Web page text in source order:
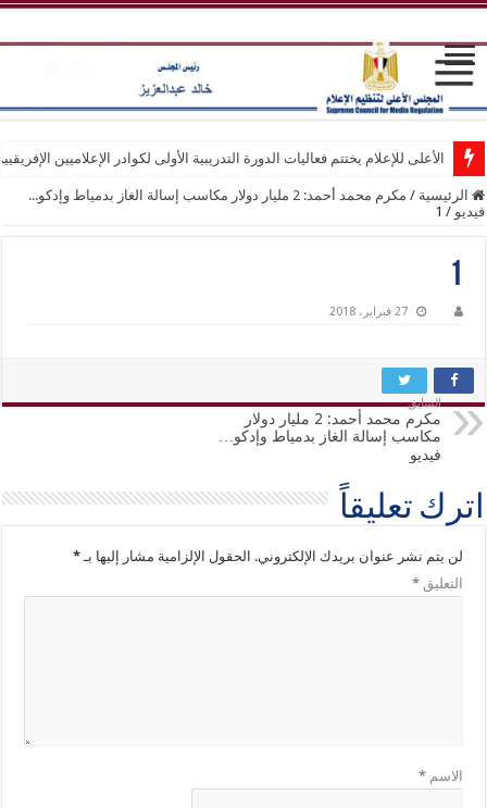
الأعلى للإعلام يختتم فعاليات الدورة التدريبية الأولى لكوادر الإعلاميين
الرئيسية /
مكرم محمد أحمد: 2 مليار دولار مكاسب إسالة الغاز بدمياط وإدكو...
فيديو /
1
1
27 فبراير، 2018
السابق
مكرم محمد أحمد: 2 مليار دولار
مكاسب إسالة الغاز بدمياط وإدكو…
فيديو
اترك تعليقاً
لن يتم نشر عنوان بريدك الإلكتروني. الحقول الإلزامية مشار إليها بـ*
التعليق*
الاسم*